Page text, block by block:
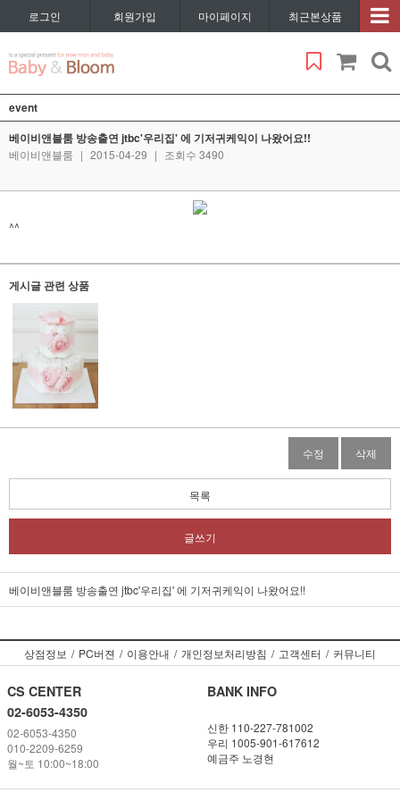
로그인 회원가입 마이페이지 최근본상품
event
베이비앤블룸 방송출연 jtbc'우리집' 에 기저귀케익이 나왔어요!!
베이비앤블룸 | 2015-04-29 | 조회수 3490
^^
게시글 관련 상품
수정 삭제
목록
글쓰기
베이비앤블룸 방송출연 jtbc'우리집' 에 기저귀케익이 나왔어요!!
상점정보 / PC버젼 / 이용안내 / 개인정보처리방침 / 고객센터 / 커뮤니티
CS CENTER
02-6053-4350
02-6053-4350
010-2209-6259
월~토 10:00~18:00
BANK INFO
신한 110-227-781002
우리 1005-901-617612
예금주 노경현